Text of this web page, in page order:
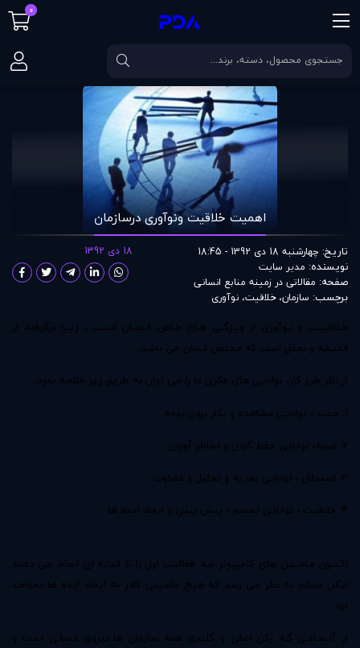
صفحه اصلی مقالات اهمیت خلاقيت ونوآوری درسازمان
اهمیت خلاقيت ونوآوری درسازمان
تاریخ: چهارشنبه 18 دی 1392 - 18:45
نویسنده: مدير سايت
صفحه: مقالاتی در زمينه منابع انسانی
برچسب: سازمان، خلاقیت، نوآوری
18 دی 1392
خـلاقـیـت و نـوآوری از ویـژگـی هـای خـاص انـسـان اسـت ، زیـرا برگرفته از
اندیشه و تعقل است که مختص انسان می باشد.
از نظر طرز کار، توانایی های فکری ما را می توان به طریق زیر خلاصه نمود:
1. جذب ، توانایی مشاهده و بکار بردن توجه
2. ضبط، توانایی حفظ کردن و بخاطر آوردن
3. استدلال ، توانایی تجزیه و تحلیل و قضاوت
4. خلاقیت ، توانایی تجسم ، پیش بینی و ایجاد ایده ها
اکـنـون مـاشـین های کامپیوتر سه فعالیت اول را تا اندازه ای انجام می دهند
لیکن مسلم به نظر می رسد که هیچ ماشینی قادر به ایجاد ایده ها نخواهد
بود.
از آنـجـایـی کـه رکن اصلی و کلیدی همه سازمان ها نیروی انسانی است و
0